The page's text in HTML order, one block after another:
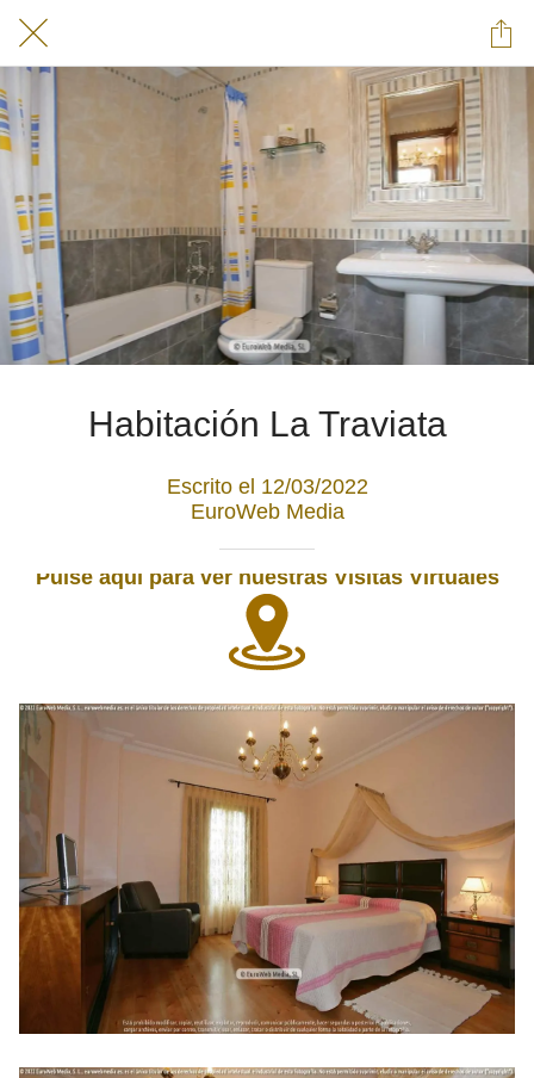
Habitación La Traviata
Escrito el 12/03/2022
EuroWeb Media
Pulse aquí para ver nuestras Visitas Virtuales